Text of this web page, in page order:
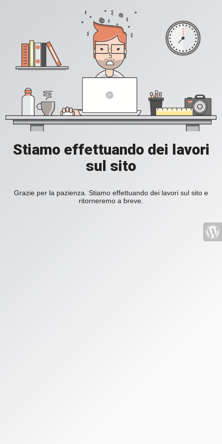
Stiamo effettuando dei lavori
sul sito
Grazie per la pazienza. Stiamo effettuando dei lavori sul sito e
ritorneremo a breve.